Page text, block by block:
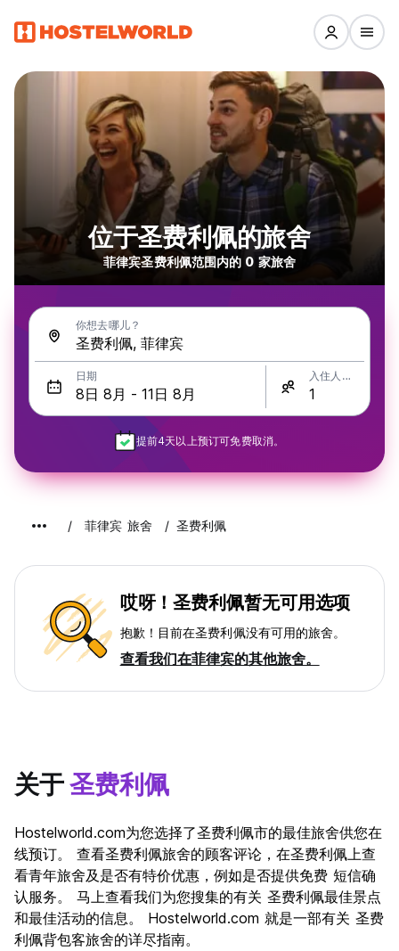
位于圣费利佩的旅舍
菲律宾圣费利佩范围内的 0 家旅舍
你想去哪儿？
日期 入住人数
提前4天以上预订可免费取消。
菲律宾 旅舍 圣费利佩
哎呀！圣费利佩暂无可用选项
抱歉！目前在圣费利佩没有可用的旅舍。
查看我们在菲律宾的其他旅舍。
关于圣费利佩
Hostelworld.com为您选择了圣费利佩市的最佳旅舍供您在
线预订。 查看圣费利佩旅舍的顾客评论，在圣费利佩上查
看青年旅舍及是否有特价优惠，例如是否提供免费 短信确
认服务。 马上查看我们为您搜集的有关 圣费利佩最佳景点
和最佳活动的信息。 Hostelworld.com 就是一部有关 圣费
利佩背包客旅舍的详尽指南。